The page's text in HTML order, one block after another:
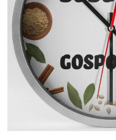
Tricouri Diverse
Tricouri Azi esti Tanar si maine...
Tricouri Motivationale
Tricouri Mamici
Tricouri Pensionari
Tricouri Animalute
Tricouri Stari
Tricouri Gameri
Tricouri Mesaje Virale